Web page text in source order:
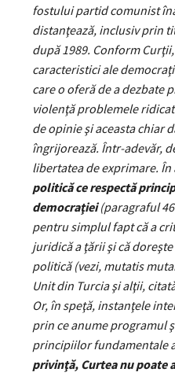
fostului partid comunist
distanţează, inclusiv prin
după 1989. Conform
caracteristici ale
care o oferă de a dezbate
violenţă problemele
de opinie şi aceasta chiar
îngrijorează. Într-adevăr,
libertatea de exprimare. În
politică ce respectă
democraţiei(paragraful
pentru simplul fapt că a
juridică a ţării şi că
politică (vezi, mutatis
Unit din Turcia şi alţii,
Or, în speţă, instanţele
prin ce anume programul
principiilor fundamentale
privinţă, Curtea nu poate